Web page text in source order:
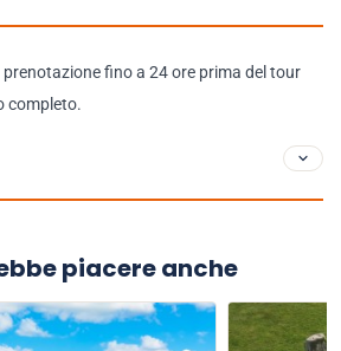
prenotazione fino a 24 ore prima del tour
completo.
piacere anche